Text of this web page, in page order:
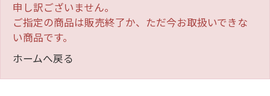
申し訳ございません。
ご指定の商品は販売終了か、ただ今お取扱いできな
い商品です。
ホームへ戻る